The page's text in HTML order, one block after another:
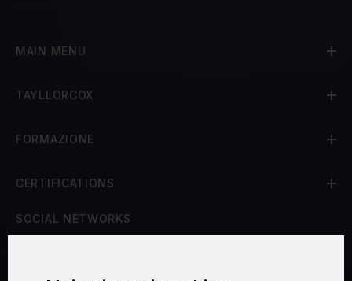
MAIN MENU
TAYLLORCOX
FORMAZIONE
CERTIFICATIONS
SOCIAL NETWORKS